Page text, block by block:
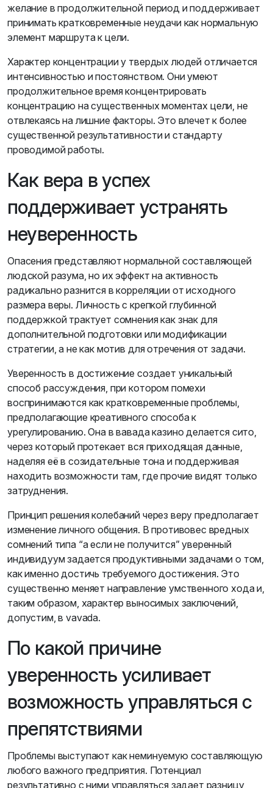
желание в продолжительной период и поддерживает
принимать кратковременные неудачи как нормальную
элемент маршрута к цели.
Характер концентрации у твердых людей отличается
интенсивностью и постоянством. Они умеют
продолжительное время концентрировать
концентрацию на существенных моментах цели, не
отвлекаясь на лишние факторы. Это влечет к более
существенной результативности и стандарту
проводимой работы.
Как вера в успех
поддерживает устранять
неуверенность
Опасения представляют нормальной составляющей
людской разума, но их эффект на активность
радикально разнится в корреляции от исходного
размера веры. Личность с крепкой глубинной
поддержкой трактует сомнения как знак для
дополнительной подготовки или модификации
стратегии, а не как мотив для отречения от задачи.
Уверенность в достижение создает уникальный
способ рассуждения, при котором помехи
воспринимаются как кратковременные проблемы,
предполагающие креативного способа к
урегулированию. Она в вавада казино делается сито,
через который протекает вся приходящая данные,
наделяя её в созидательные тона и поддерживая
находить возможности там, где прочие видят только
затруднения.
Принцип решения колебаний через веру предполагает
изменение личного общения. В противовес вредных
сомнений типа “а если не получится” уверенный
индивидуум задается продуктивными задачами о том,
как именно достичь требуемого достижения. Это
существенно меняет направление умственного хода и,
таким образом, характер выносимых заключений,
допустим, в vavada.
По какой причине
уверенность усиливает
возможность управляться с
препятствиями
Проблемы выступают как неминуемую составляющую
любого важного предприятия. Потенциал
результативно с ними управляться задает разницу